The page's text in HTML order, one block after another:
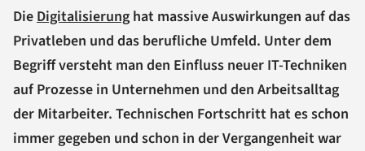
Die Digitalisierung hat massive Auswirkungen auf das
Privatleben und das berufliche Umfeld. Unter dem
Begriff versteht man den Einfluss neuer IT-Techniken
auf Prozesse in Unternehmen und den Arbeitsalltag
der Mitarbeiter. Technischen Fortschritt hat es schon
immer gegeben und schon in der Vergangenheit war